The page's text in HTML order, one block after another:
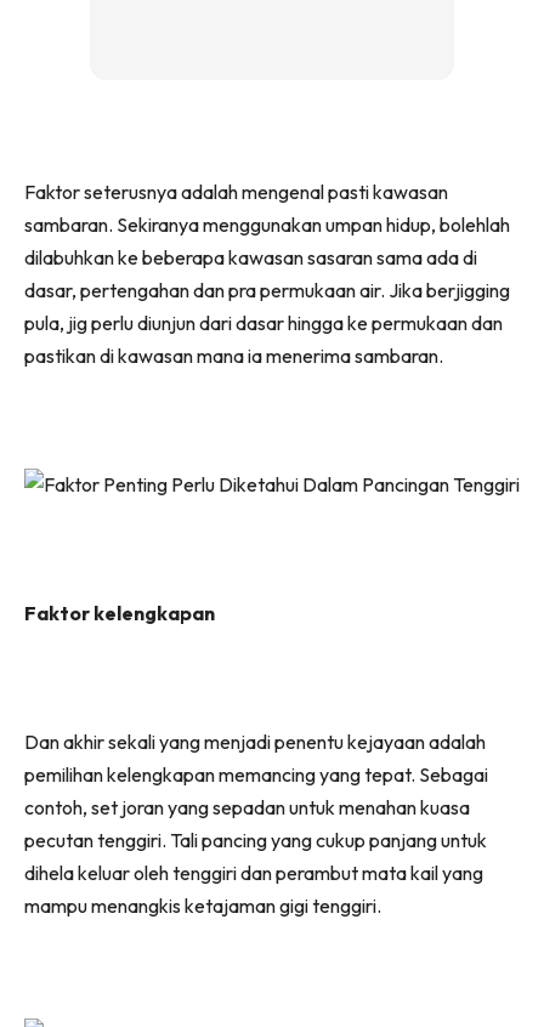
Faktor seterusnya adalah mengenal pasti kawasan
sambaran. Sekiranya menggunakan umpan hidup, bolehlah
dilabuhkan ke beberapa kawasan sasaran sama ada di
dasar, pertengahan dan pra permukaan air. Jika berjigging
pula, jig perlu diunjun dari dasar hingga ke permukaan dan
pastikan di kawasan mana ia menerima sambaran.
Faktor kelengkapan
Dan akhir sekali yang menjadi penentu kejayaan adalah
pemilihan kelengkapan memancing yang tepat. Sebagai
contoh, set joran yang sepadan untuk menahan kuasa
pecutan tenggiri. Tali pancing yang cukup panjang untuk
dihela keluar oleh tenggiri dan perambut mata kail yang
mampu menangkis ketajaman gigi tenggiri.